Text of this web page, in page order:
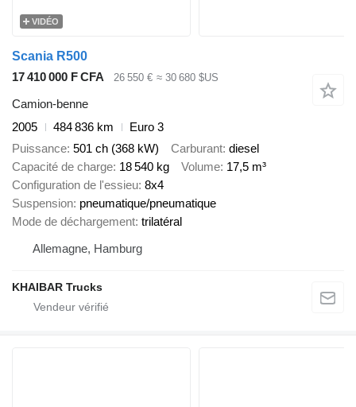
VIDÉO
Scania R500
17 410 000 F CFA
26 550 € ≈ 30 680 $US
Camion-benne
2005
484 836 km
Euro 3
Puissance 501 ch (368 kW) Carburant diesel
Capacité de charge 18 540 kg Volume 17,5 m³
Configuration de l'essieu 8x4
Suspension pneumatique/pneumatique
Mode de déchargement trilatéral
Allemagne, Hamburg
KHAIBAR Trucks